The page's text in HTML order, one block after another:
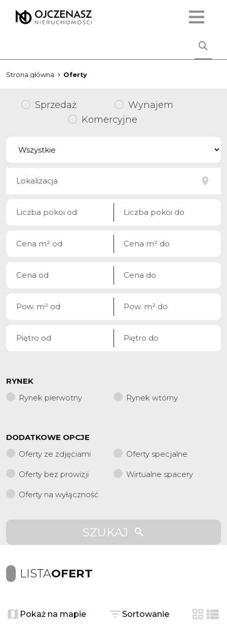
Strona główna Oferty
Sprzedaż
Wynajem
Komercyjne
RYNEK
Rynek pierwotny
Rynek wtórny
DODATKOWE OPCJE
Oferty ze zdjęciami
Oferty specjalne
Oferty bez prowizji Wirtualne spacery
Oferty na wyłączność
SZUKAJ
LISTAOFERT
Pokaż na mapie Sortowanie
tabela